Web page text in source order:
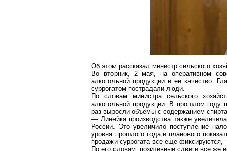
Об этом рассказал министр сельского
Во вторник, 2 мая, на оперативном
алкогольной продукции и ее качество.
суррогатом пострадали люди.
По словам министра сельского
алкогольной продукции. В прошлом году
раз выросли объемы с содержанием
— Линейка производства также
России. Это увеличило поступление
уровня прошлого года и планового
продажи суррогата все еще
По его словам, позитивные сдвиги все же